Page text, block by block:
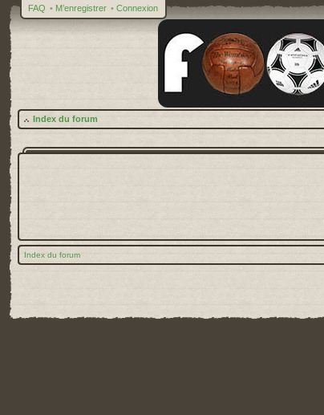
FAQ • M’enregistrer • Connexion
Index du forum
Index du forum